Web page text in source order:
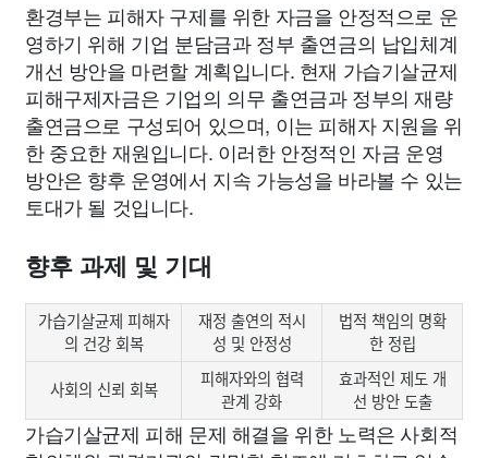
환경부는 피해자 구제를 위한 자금을 안정적으로 운
영하기 위해 기업 분담금과 정부 출연금의 납입체계
개선 방안을 마련할 계획입니다. 현재 가습기살균제
피해구제자금은 기업의 의무 출연금과 정부의 재량
출연금으로 구성되어 있으며, 이는 피해자 지원을 위
한 중요한 재원입니다. 이러한 안정적인 자금 운영
방안은 향후 운영에서 지속 가능성을 바라볼 수 있는
토대가 될 것입니다.
향후 과제 및 기대
가습기살균제 피해자
의 건강 회복
재정 출연의 적시
성 및 안정성
법적 책임의 명확
한 정립
사회의 신뢰 회복
피해자와의 협력
관계 강화
효과적인 제도 개
선 방안 도출
가습기살균제 피해 문제 해결을 위한 노력은 사회적